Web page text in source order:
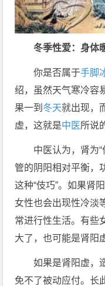
冬季性爱：身体
你是否属于手脚
绍，虽然天气寒冷容
果一到 冬天就出现，
虚，这就是中医所说
中医认为，肾为
管的阴阳相对平衡，
这种“伎巧”。如果肾
女性也会出现性冷淡
常进行性生活。有些
大了，也可能是肾阳
如果是肾阳虚，
免不了被动应付。长